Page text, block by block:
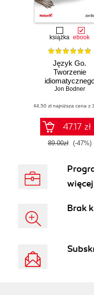
książka ebook
Język Go.
Tworzenie
kodu w praktyce
Jon Bodner
(44,50 zł najniższa cena z
47.17 zł
89.00zł (-47%)
Brak